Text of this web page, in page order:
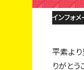
インフォ
平素よ
りがとう